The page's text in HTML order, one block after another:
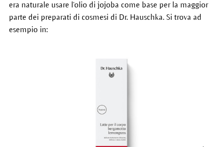
era naturale usare l'olio di jojoba come base per la maggior
parte dei preparati di cosmesi di Dr. Hauschka. Si trova ad
esempio in: